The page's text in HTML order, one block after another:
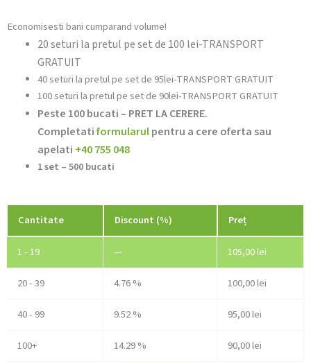
Economisesti bani cumparand volume!
20 seturi la pretul pe set de 100 lei-TRANSPORT
GRATUIT
40 seturi la pretul pe set de 95lei-TRANSPORT GRATUIT
100seturi la pretul pe set de 90lei-TRANSPORT GRATUIT
Peste 100 bucati – PRET LA CERERE.
Completatiformularulpentru a cere oferta sau
apelati +40 755 048
1 set – 500 bucati
Cantitate Discount (%) Preț
1 - 19 — 105,00lei
20 - 39 4.76 % 100,00lei
40 - 99 9.52 % 95,00lei
100+ 14.29 % 90,00lei
PUNGA
ALIMENTARE
BIODEGRADABILE
VERZI
28X50
BUCATI